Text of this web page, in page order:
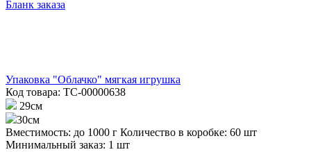
Бланк заказа
Упаковка "Облачко" мягкая игрушка
Код товара: ТС-00000638
29см
30см
Вместимость: до 1000 г Количество в коробке: 60 шт
Минимальный заказ: 1 шт